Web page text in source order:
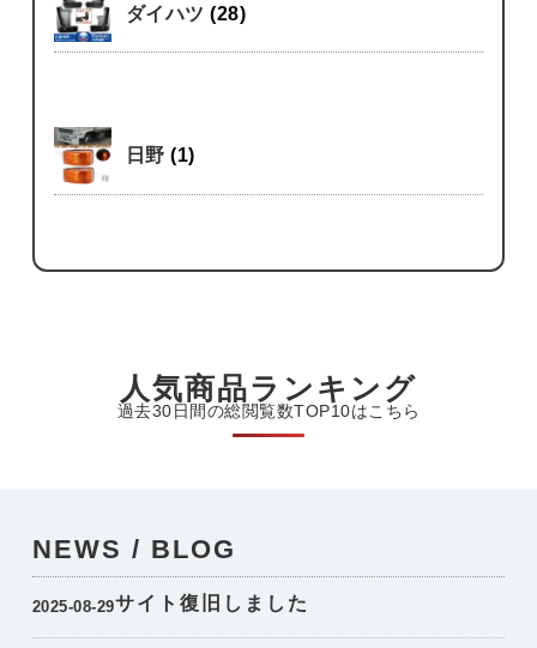
ダイハツ(28)
日野(1)
人気商品ランキング
過去30日間の総閲覧数TOP10はこちら
NEWS / BLOG
2025-08-29サイト復旧しました